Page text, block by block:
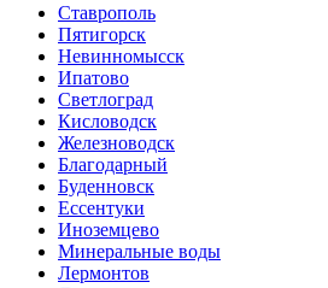
Ставрополь
Пятигорск
Невинномысск
Ипатово
Светлоград
Кисловодск
Железноводск
Благодарный
Буденновск
Ессентуки
Иноземцево
Минеральные воды
Лермонтов